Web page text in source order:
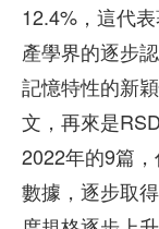
12.4%，這代
產學界的逐步
記憶特性的新
文，再來是
2022年的9篇
數據，逐步取